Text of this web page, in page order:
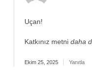
Uçan!
Katkınız metni daha
Ekim 25, 2025 Yanıtla